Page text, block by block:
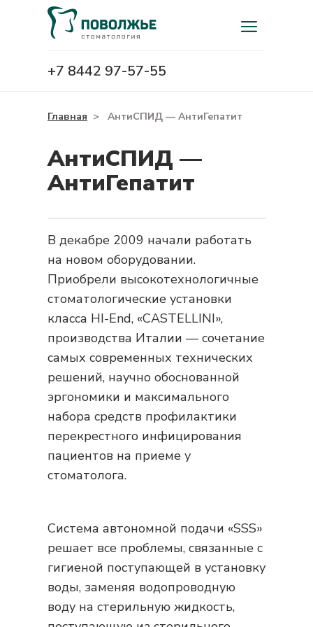
+7 8442 97-57-55
Главная > АнтиСПИД — АнтиГепатит
АнтиСПИД —
АнтиГепатит
В декабре 2009 начали работать
на новом оборудовании.
Приобрели высокотехнологичные
стоматологические установки
класса HI-End, «CASTELLINI»,
производства Италии — сочетание
самых современных технических
решений, научно обоснованной
эргономики и максимального
набора средств профилактики
перекрестного инфицирования
пациентов на приеме у
стоматолога.
Система автономной подачи «SSS»
решает все проблемы, связанные с
гигиеной поступающей в установку
воды, заменяя водопроводную
воду на стерильную жидкость,